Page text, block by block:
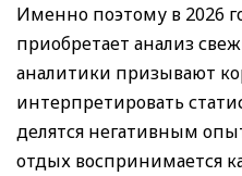
Именно поэтому в 2026
приобретает анализ
аналитики призывают
интерпретировать
делятся негативным
отдых воспринимается